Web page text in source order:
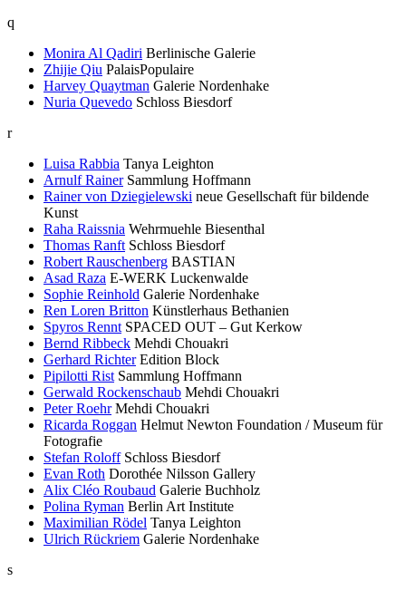
q
Monira Al Qadiri Berlinische Galerie
Zhijie Qiu PalaisPopulaire
Harvey Quaytman Galerie Nordenhake
Nuria Quevedo Schloss Biesdorf
r
Luisa Rabbia Tanya Leighton
Arnulf Rainer Sammlung Hoffmann
Rainer von Dziegielewski neue Gesellschaft für bildende
Kunst
Raha Raissnia Wehrmuehle Biesenthal
Thomas Ranft Schloss Biesdorf
Robert Rauschenberg BASTIAN
Asad Raza E-WERK Luckenwalde
Sophie Reinhold Galerie Nordenhake
Ren Loren Britton Künstlerhaus Bethanien
Spyros Rennt SPACED OUT – Gut Kerkow
Bernd Ribbeck Mehdi Chouakri
Gerhard Richter Edition Block
Pipilotti Rist Sammlung Hoffmann
Gerwald Rockenschaub Mehdi Chouakri
Peter Roehr Mehdi Chouakri
Ricarda Roggan Helmut Newton Foundation / Museum für
Fotografie
Stefan Roloff Schloss Biesdorf
Evan Roth Dorothée Nilsson Gallery
Alix Cléo Roubaud Galerie Buchholz
Polina Ryman Berlin Art Institute
Maximilian Rödel Tanya Leighton
Ulrich Rückriem Galerie Nordenhake
s